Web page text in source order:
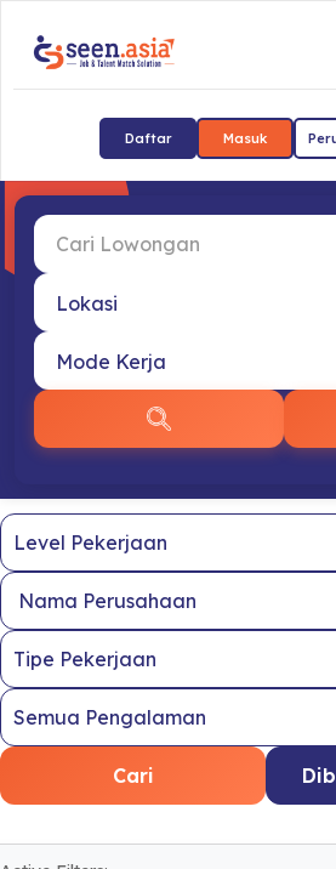
Daftar Masuk
Nama Perusahaan
Cari